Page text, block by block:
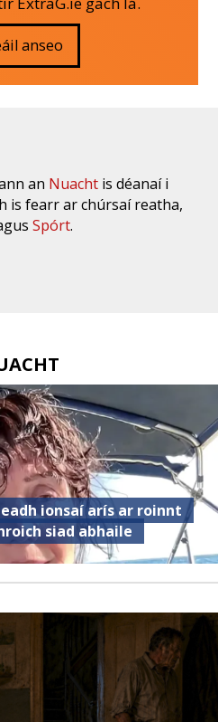
anseo
an Nuacht is déanaí i
is fearr ar chúrsaí reatha,
Spórt.
ionsaí arís ar roinnt
siad abhaile